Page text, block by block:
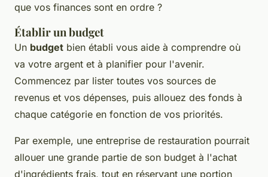
que vos finances sont en ordre ?
Établir un budget
Un budget bien établi vous aide à comprendre où
va votre argent et à planifier pour l'avenir.
Commencez par lister toutes vos sources de
revenus et vos dépenses, puis allouez des fonds à
chaque catégorie en fonction de vos priorités.
Par exemple, une entreprise de restauration pourrait
allouer une grande partie de son budget à l'achat
d'ingrédients frais, tout en réservant une portion